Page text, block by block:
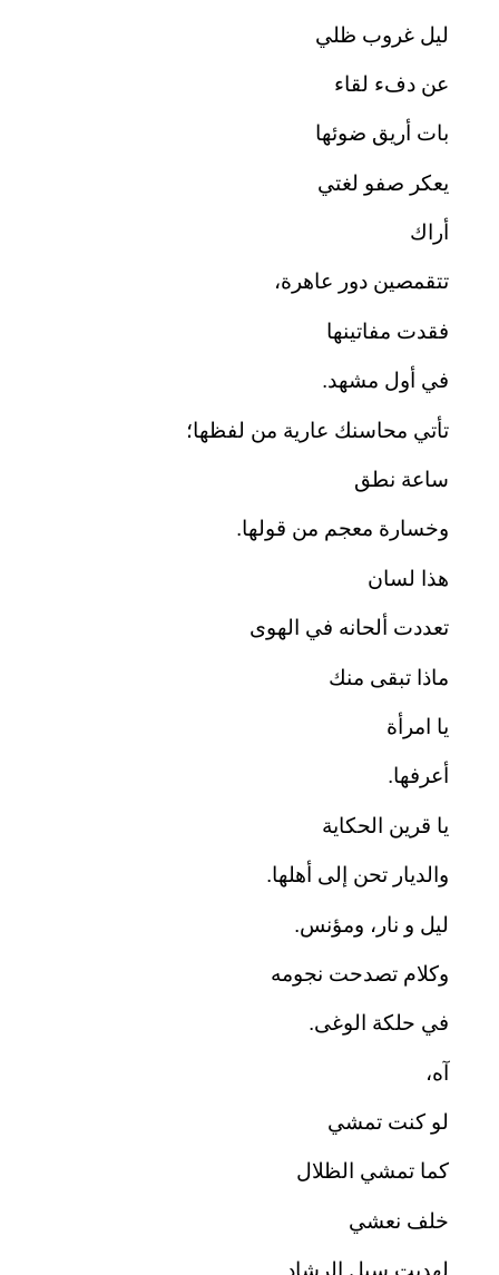
ليل غروب ظلي
عن دفء لقاء
بات أريق ضوئها
يعكر صفو لغتي
أراك
تتقمصين دور عاهرة،
فقدت مفاتينها
في أول مشهد.
تأتي محاسنك عارية من لفظها؛
ساعة نطق
وخسارة معجم من قولها.
هذا لسان
تعددت ألحانه في الهوى
ماذا تبقى منك
يا امرأة
أعرفها.
يا قرين الحكاية
والديار تحن إلى أهلها.
ليل و نار، ومؤنس.
وكلام تصدحت نجومه
في حلكة الوغى.
آه،
لو كنت تمشي
كما تمشي الظلال
خلف نعشي
لهديت سبل الرشاد